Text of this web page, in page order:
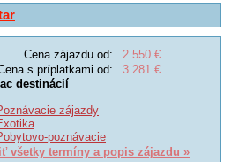
Cena zájazdu od:
2 550 €
s príplatkami od:
3 281 €
destinácií
zájazdy
poznávacie
všetky termíny a popis zájazdu »